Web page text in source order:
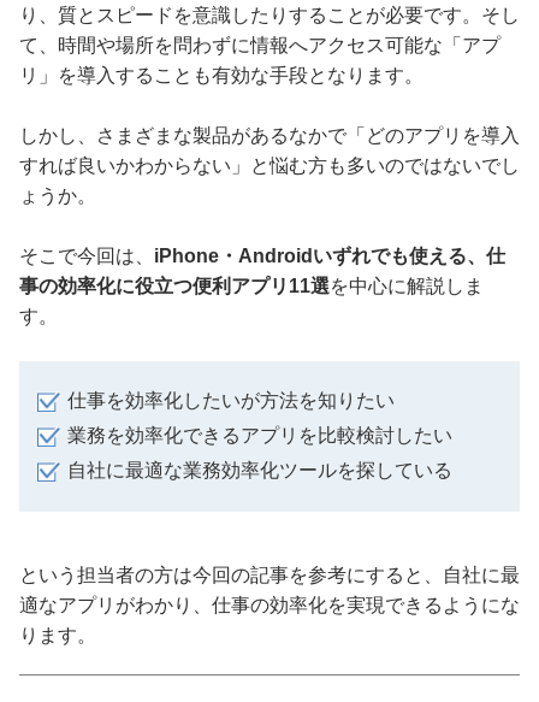
り、質とスピードを意識したりすることが必要です。そし
て、時間や場所を問わずに情報へアクセス可能な「アプ
リ」を導入することも有効な手段となります。
しかし、さまざまな製品があるなかで「どのアプリを導入
すれば良いかわからない」と悩む方も多いのではないでし
ょうか。
そこで今回は、 iPhone・Androidいずれでも使える、仕
事の効率化に役立つ便利アプリ11選を中心に解説しま
す。
仕事を効率化したいが方法を知りたい
業務を効率化できるアプリを比較検討したい
自社に最適な業務効率化ツールを探している
という担当者の方は今回の記事を参考にすると、自社に最
適なアプリがわかり、仕事の効率化を実現できるようにな
ります。